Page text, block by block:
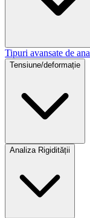
Tipuri avansate de
Tensiune/deformație
Analiza Rigidității